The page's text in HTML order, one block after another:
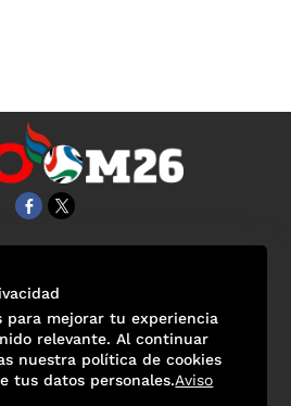
para mejorar tu experiencia
relevante. Al continuar
nuestra política de cookies
tus datos personales.Aviso